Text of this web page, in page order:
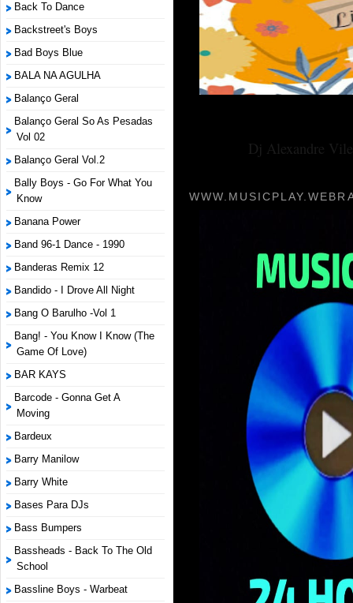
Back To Dance
Backstreet's Boys
Bad Boys Blue
BALA NA AGULHA
Balanço Geral
Balanço Geral So As Pesadas
Vol 02
Balanço Geral Vol.2
Bally Boys - Go For What You
Know
Banana Power
Band 96-1 Dance - 1990
Banderas Remix 12
Bandido - I Drove All Night
Bang O Barulho -Vol 1
Bang! - You Know I Know (The
Game Of Love)
BAR KAYS
Barcode - Gonna Get A
Moving
Bardeux
Barry Manilow
Barry White
Bases Para DJs
Bass Bumpers
Bassheads - Back To The Old
School
Bassline Boys - Warbeat
Dj Alexandre